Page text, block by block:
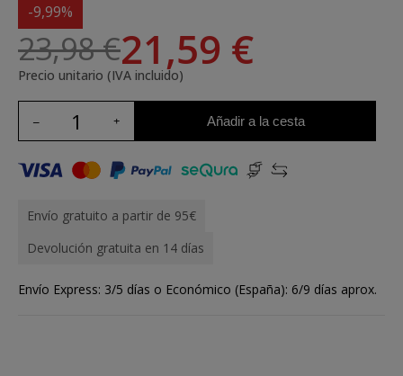
-9,99%
23,98 €21,59 €
Precio unitario (IVA incluido)
Añadir a la cesta
Envío gratuito a partir de 95€
Devolución gratuita en 14 días
Envío Express: 3/5 días o Económico (España): 6/9 días aprox.